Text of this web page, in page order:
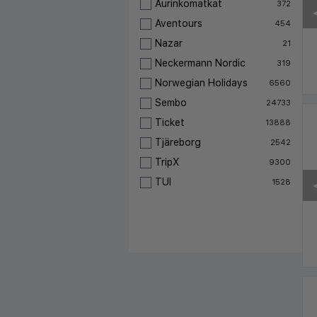
Aurinkomatkat 372
Aventours 454
Nazar 21
Neckermann Nordic 319
Norwegian Holidays 6560
Sembo 24733
Ticket 13888
Tjäreborg 2542
TripX 9300
TUI 1528